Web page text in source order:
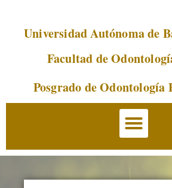
SaltarUniversidad Autónoma de
Facultad de
Posgrado de Odontología